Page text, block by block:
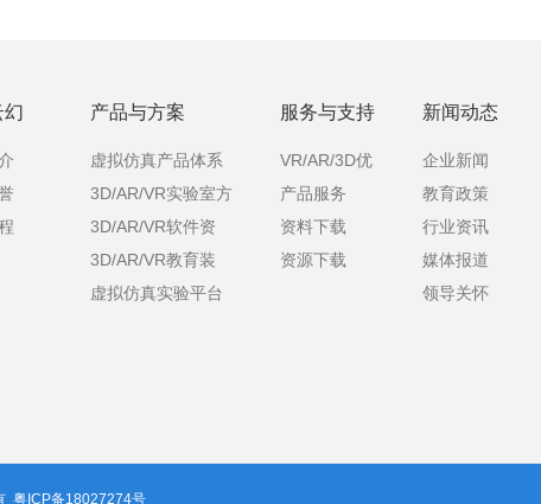
幻 产品与方案
虚拟仿真产品体系
3D/AR/VR实验室方
案
3D/AR/VR软件资
源
3D/AR/VR教育装
备
虚拟仿真实验平台
服务与支持
VR/AR/3D优
课
产品服务
资料下载
资源下载
新闻动态
企业新闻
教育政策
行业资讯
媒体报道
领导关怀
粤ICP备18027274号